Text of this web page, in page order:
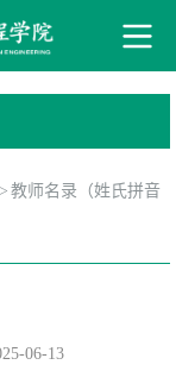
教师名录（姓氏拼音
06-13